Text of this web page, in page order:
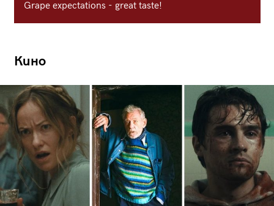
Grape expectations - great taste!
Кино